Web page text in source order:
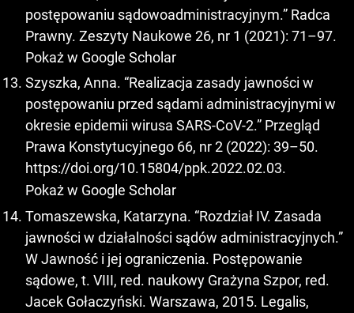
postępowaniu sądowoadministracyjnym.” Radca
Prawny. Zeszyty Naukowe 26, nr 1 (2021): 71–97.
Pokaż w Google Scholar
Szyszka, Anna. “Realizacja zasady jawności w
postępowaniu przed sądami administracyjnymi w
okresie epidemii wirusa SARS-CoV-2.” Przegląd
Prawa Konstytucyjnego 66, nr 2 (2022): 39–50.
https://doi.org/10.15804/ppk.2022.02.03.
Pokaż w Google Scholar
Tomaszewska, Katarzyna. “Rozdział IV. Zasada
jawności w działalności sądów administracyjnych.”
W Jawność i jej ograniczenia. Postępowanie
sądowe, t. VIII, red. naukowy Grażyna Szpor, red.
Jacek Gołaczyński. Warszawa, 2015. Legalis,